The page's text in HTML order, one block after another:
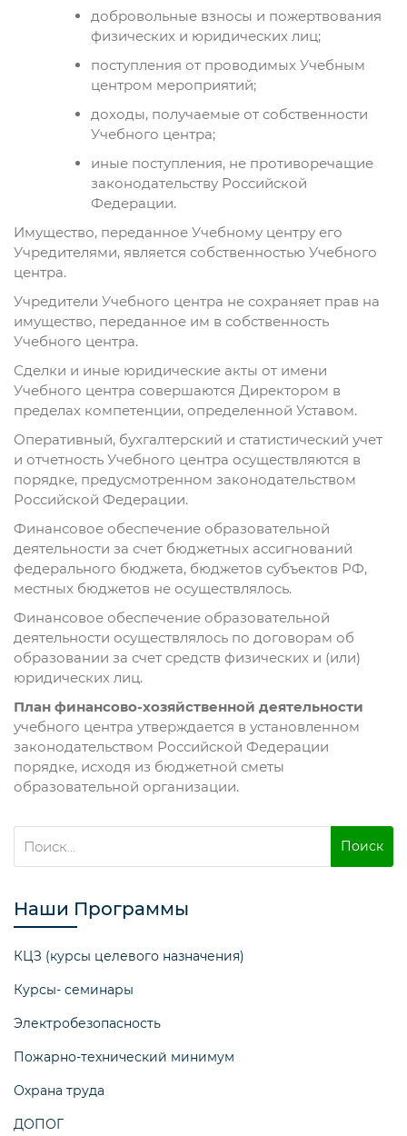
добровольные взносы и пожертвования
физических и юридических лиц;
поступления от проводимых Учебным
центром мероприятий;
доходы, получаемые от собственности
Учебного центра;
иные поступления, не противоречащие
законодательству Российской
Федерации.
Имущество, переданное Учебному центру его
Учредителями, является собственностью Учебного
центра.
Учредители Учебного центра не сохраняет прав на
имущество, переданное им в собственность
Учебного центра.
Сделки и иные юридические акты от имени
Учебного центра совершаются Директором в
пределах компетенции, определенной Уставом.
Оперативный, бухгалтерский и статистический учет
и отчетность Учебного центра осуществляются в
порядке, предусмотренном законодательством
Российской Федерации.
Финансовое обеспечение образовательной
деятельности за счет бюджетных ассигнований
федерального бюджета, бюджетов субъектов РФ,
местных бюджетов не осуществлялось.
Финансовое обеспечение образовательной
деятельности осуществлялось по договорам об
образовании за счет средств физических и (или)
юридических лиц.
План финансово-хозяйственной деятельности
учебного центра утверждается в установленном
законодательством Российской Федерации
порядке, исходя из бюджетной сметы
образовательной организации.
Наши Программы
КЦЗ (курсы целевого назначения)
Курсы- семинары
Электробезопасность
Пожарно-технический минимум
Охрана труда
ДОПОГ